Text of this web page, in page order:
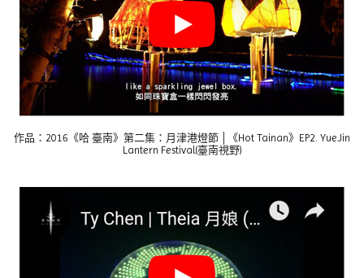
作品：2016《哈 臺南》第二集：月津港燈節 │《Hot Tainan》EP2. YueJin
Lantern Festival(臺南視野)